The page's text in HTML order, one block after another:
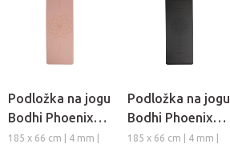
Podložka na jogu
Bodhi Phoenix
Lotus z
185 x 66 cm | 4 mm |
Podložka na jogu
Bodhi Phoenix
Alignment-
185 x 66 cm | 4 mm |